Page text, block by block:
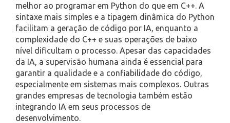
melhor ao programar em Python do que em C++. A
sintaxe mais simples e a tipagem dinâmica do Python
facilitam a geração de código por IA, enquanto a
complexidade do C++ e suas operações de baixo
nível dificultam o processo. Apesar das capacidades
da IA, a supervisão humana ainda é essencial para
garantir a qualidade e a confiabilidade do código,
especialmente em sistemas mais complexos. Outras
grandes empresas de tecnologia também estão
integrando IA em seus processos de
desenvolvimento.